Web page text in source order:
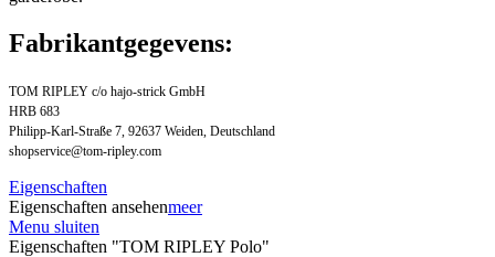
Fabrikantgegevens:
TOM RIPLEY c/o hajo-strick GmbH
HRB 683
Philipp-Karl-Straße 7, 92637 Weiden, Deutschland
shopservice@tom-ripley.com
Eigenschaften
Eigenschaften ansehenmeer
Menu sluiten
Eigenschaften "TOM RIPLEY Polo"